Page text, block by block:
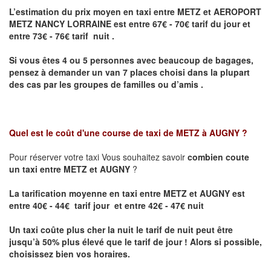
L’estimation du prix moyen en taxi entre METZ et AEROPORT
METZ NANCY LORRAINE est entre 67€ - 70€ tarif du jour et
entre 73€ - 76€ tarif nuit .
Si vous êtes 4 ou 5 personnes avec beaucoup de bagages,
pensez à demander un van 7 places choisi dans la plupart
des cas par les groupes de familles ou d’amis .
Quel est le coût d'une course de taxi de METZ à AUGNY ?
Pour réserver votre taxi Vous souhaitez savoir combien coute
un taxi entre METZ et AUGNY ?
La tarification moyenne en taxi entre METZ et AUGNY est
entre 40€ - 44€ tarif jour et entre 42€ - 47€ nuit
Un taxi coûte plus cher la nuit le tarif de nuit peut être
jusqu’à 50% plus élevé que le tarif de jour ! Alors si possible,
choisissez bien vos horaires.